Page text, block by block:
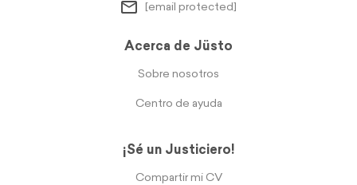
[email protected]
Acerca de Jüsto
Sobre nosotros
Centro de ayuda
¡Sé un Justiciero!
Compartir mi CV